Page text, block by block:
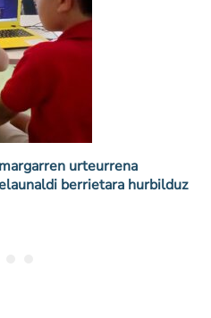
urteurrena
berrietara hurbilduz